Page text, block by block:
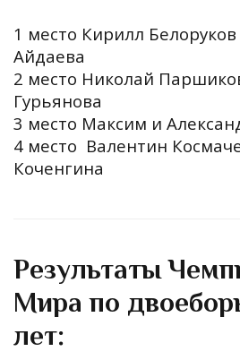
1 место Кирилл
Айдаева
2 место Николай
Гурьянова
3 место Максим и
4 место Валентин
Коченгина
Результаты
Мира по
лет: